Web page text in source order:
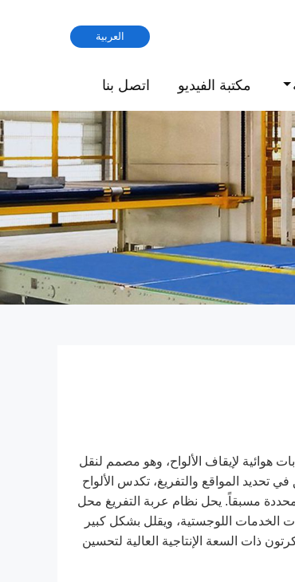
العربية
مكتبة الفيديو اتصل بنا
هوائية لإيقاف الألواح، وهو مصمم لنقل
تحديد المواقع والتفريغ، تكدس الألواح
مسبقاً. يحل نظام عربة التفريغ محل
الخدمات اللوجستية، ويقلل بشكل كبير
ذات السعة الإنتاجية العالية لتحسين